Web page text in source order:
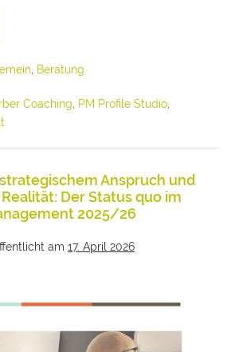
Beratung
Coaching PM Profile Studio
Anspruch und
Der Status quo im
2025/26
am 17. April 2026